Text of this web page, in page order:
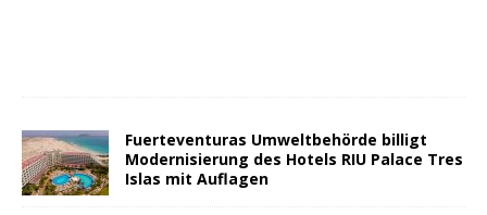
Fuerteventuras Umweltbehörde billigt
Modernisierung des Hotels RIU Palace Tres
Islas mit Auflagen